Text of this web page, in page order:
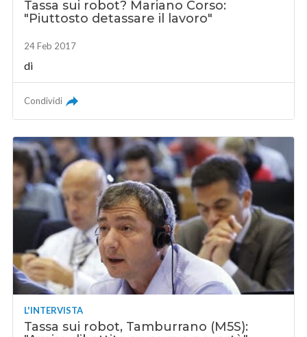
Tassa sui robot? Mariano Corso:
"Piuttosto detassare il lavoro"
24 Feb 2017
di
Condividi
L'INTERVISTA
Tassa sui robot, Tamburrano (M5S):